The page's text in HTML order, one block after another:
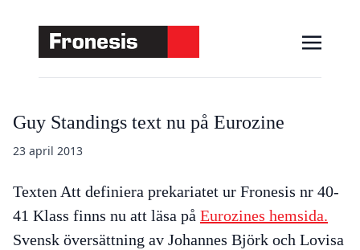
Guy Standings text nu på Eurozine
23 april 2013
Texten Att definiera prekariatet ur Fronesis nr 40-
41 Klass finns nu att läsa på Eurozines hemsida.
Svensk översättning av Johannes Björk och Lovisa